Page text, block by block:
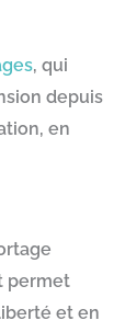
, qui
depuis
en
permet
et en